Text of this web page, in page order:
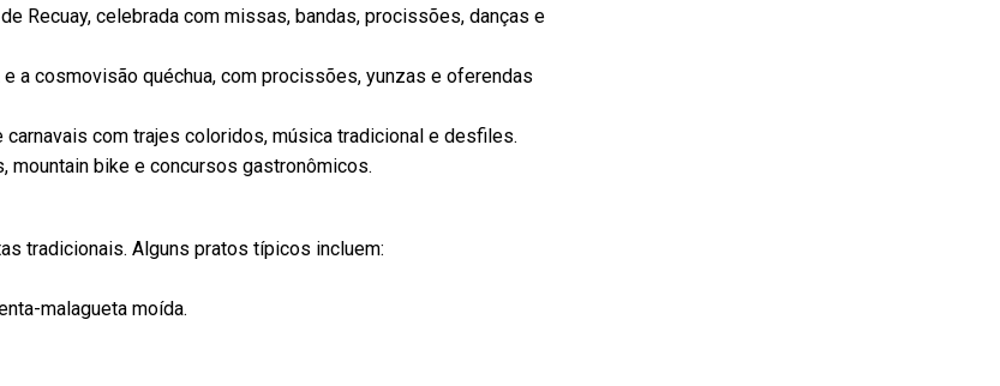
Recuay, celebrada com missas, bandas, procissões, danças e
a cosmovisão quéchua, com procissões, yunzas e oferendas
com trajes coloridos, música tradicional e desfiles.
mountain bike e concursos gastronômicos.
tradicionais. Alguns pratos típicos incluem:
malagueta moída.